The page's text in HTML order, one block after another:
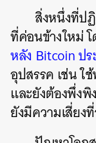
สิ่งหนึ่งที่ปฏิ
ที่ค่อนข้างใหม่
หลัง Bitcoin ป
อุปสรรค เช่น ใ
และยังต้องพึ่งพิ
ยังมีความเสี่ยง